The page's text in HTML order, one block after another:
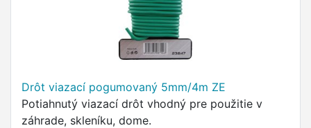
Drôt viazací pogumovaný 5mm/4m ZE
Potiahnutý viazací drôt vhodný pre použitie v
záhrade, skleníku, dome.